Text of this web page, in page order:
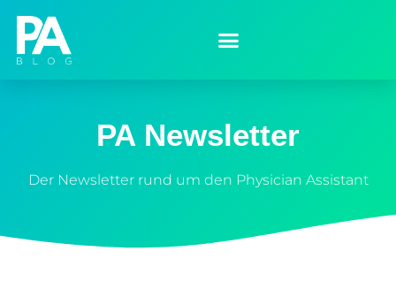
PA Newsletter
Der Newsletter rund um den Physician Assistant